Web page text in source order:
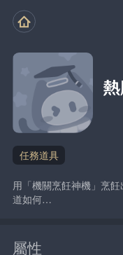
任務道具
用「機關烹飪神機」烹
道如何…
屬性